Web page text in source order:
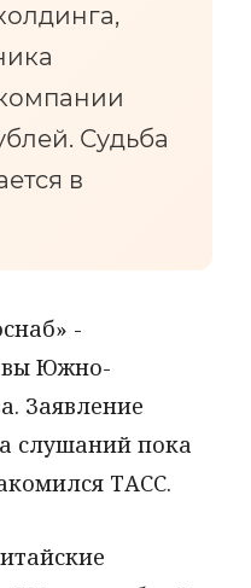
Судьба
в
-
Южно-
Заявление
слушаний пока
ТАСС.